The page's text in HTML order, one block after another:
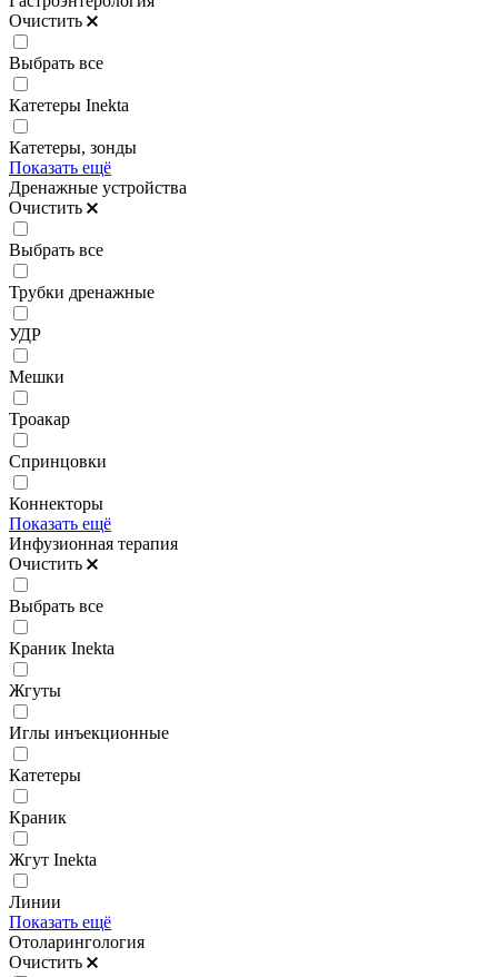
Очистить
Выбрать все
Катетеры Inekta
Катетеры, зонды
Показать ещё
Дренажные устройства
Очистить
Выбрать все
Трубки дренажные
УДР
Мешки
Троакар
Спринцовки
Коннекторы
Показать ещё
Инфузионная терапия
Очистить
Выбрать все
Краник Inekta
Жгуты
Иглы инъекционные
Катетеры
Краник
Жгут Inekta
Линии
Показать ещё
Отоларингология
Очистить